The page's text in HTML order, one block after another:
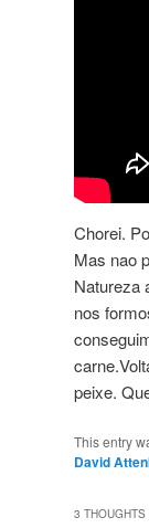
Chorei.
Mas nao
Natureza
nos
peixe.
This entry
David
3 THOUGHTS